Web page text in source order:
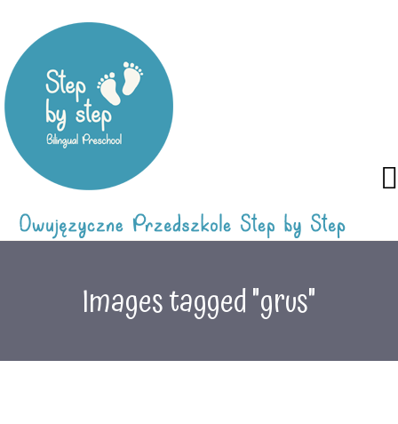
Images tagged "grus"